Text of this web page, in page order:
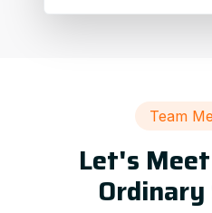
Team
Let's